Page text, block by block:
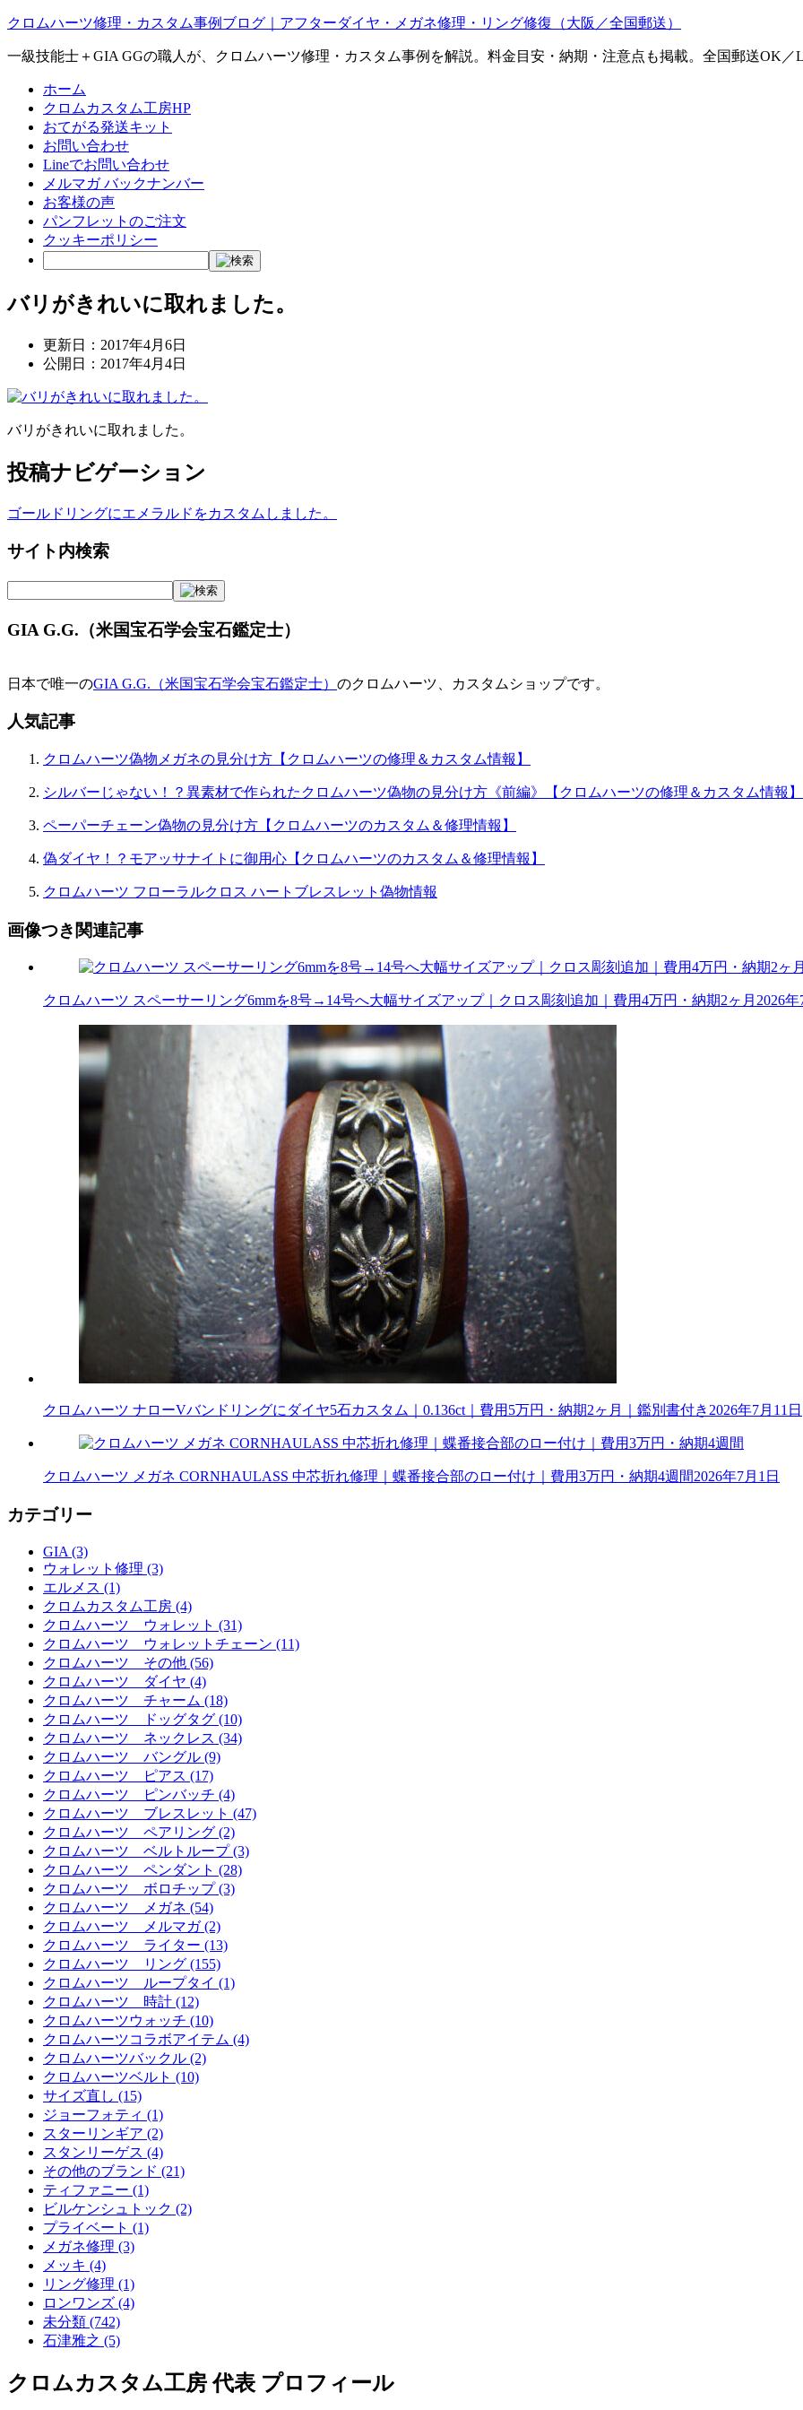
クロムハーツ修理・カスタム事例ブログ｜アフターダイヤ・メガネ修理・リング修復（大阪／全国郵送）
一級技能士＋GIA GGの職人が、クロムハーツ修理・カスタム事例を解説。料金目安・納期・注意点も掲載。全国郵送OK／
ホーム
クロムカスタム工房HP
おてがる発送キット
お問い合わせ
Lineでお問い合わせ
メルマガ バックナンバー
お客様の声
パンフレットのご注文
クッキーポリシー
バリがきれいに取れました。
更新日： 2017年4月6日
公開日： 2017年4月4日
バリがきれいに取れました。
投稿ナビゲーション
ゴールドリングにエメラルドをカスタムしました。
サイト内検索
GIA G.G.（米国宝石学会宝石鑑定士）
日本で唯一のGIA G.G.（米国宝石学会宝石鑑定士） のクロムハーツ、カスタムショップです。
人気記事
クロムハーツ偽物メガネの見分け方【クロムハーツの修理＆カスタム情報】
シルバーじゃない！？異素材で作られたクロムハーツ偽物の見分け方《前編》【クロムハーツの修理＆カスタム情報】
ペーパーチェーン偽物の見分け方【クロムハーツのカスタム＆修理情報】
偽ダイヤ！？モアッサナイトに御用心【クロムハーツのカスタム＆修理情報】
クロムハーツ フローラルクロス ハートブレスレット偽物情報
画像つき関連記事
クロムハーツ スペーサーリング6mmを8号→14号へ大幅サイズアップ｜クロス彫刻追加｜費用4万円・納期2ヶ月 2026年
クロムハーツ ナローVバンドリングにダイヤ5石カスタム｜0.136ct｜費用5万円・納期2ヶ月｜鑑別書付き 2026年7月11日
クロムハーツ メガネ CORNHAULASS 中芯折れ修理｜蝶番接合部のロー付け｜費用3万円・納期4週間2026年7月1日
カテゴリー
GIA (3)
ウォレット修理 (3)
エルメス (1)
クロムカスタム工房 (4)
クロムハーツ ウォレット (31)
クロムハーツ ウォレットチェーン (11)
クロムハーツ その他 (56)
クロムハーツ ダイヤ (4)
クロムハーツ チャーム (18)
クロムハーツ ドッグタグ (10)
クロムハーツ ネックレス (34)
クロムハーツ バングル (9)
クロムハーツ ピアス (17)
クロムハーツ ピンバッチ (4)
クロムハーツ ブレスレット (47)
クロムハーツ ペアリング (2)
クロムハーツ ベルトループ (3)
クロムハーツ ペンダント (28)
クロムハーツ ボロチップ (3)
クロムハーツ メガネ (54)
クロムハーツ メルマガ (2)
クロムハーツ ライター (13)
クロムハーツ リング (155)
クロムハーツ ループタイ (1)
クロムハーツ 時計 (12)
クロムハーツウォッチ (10)
クロムハーツコラボアイテム (4)
クロムハーツバックル (2)
クロムハーツベルト (10)
サイズ直し (15)
ジョーフォティ (1)
スターリンギア (2)
スタンリーゲス (4)
その他のブランド (21)
ティファニー (1)
ビルケンシュトック (2)
プライベート (1)
メガネ修理 (3)
メッキ (4)
リング修理 (1)
ロンワンズ (4)
未分類 (742)
石津雅之 (5)
クロムカスタム工房 代表 プロフィール